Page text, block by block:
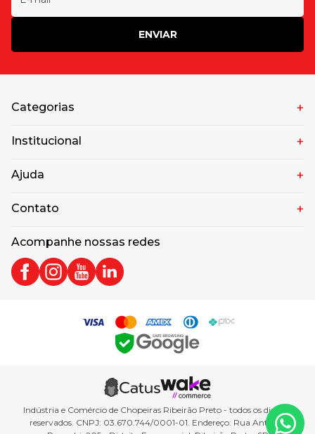
ENVIAR
Categorias
Institucional
Ajuda
Contato
Acompanhe nossas redes
Indústria e Comércio de Chopeiras Ribeirão Preto - todos os direitos
reservados. CNPJ: 03.670.744/0001-01. Endereço: Rua Antônio